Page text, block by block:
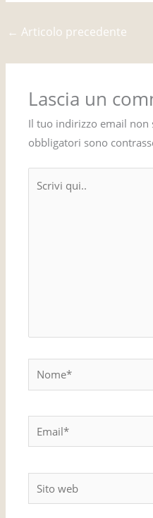
← Articolo precedente
Lascia un
Il tuo indirizzo email non
obbligatori sono
Nome*
web